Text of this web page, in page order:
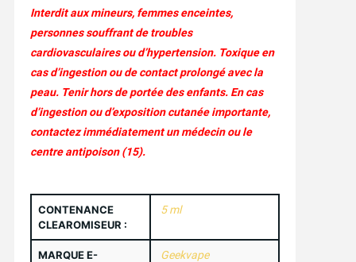
Interdit aux mineurs, femmes enceintes,
personnes souffrant de troubles
cardiovasculaires ou d’hypertension. Toxique en
cas d’ingestion ou de contact prolongé avec la
peau. Tenir hors de portée des enfants. En cas
d’ingestion ou d’exposition cutanée importante,
contactez immédiatement un médecin ou le
centre antipoison (15).
CONTENANCE
CLEAROMISEUR :
5 ml
MARQUE E-
Geekvape